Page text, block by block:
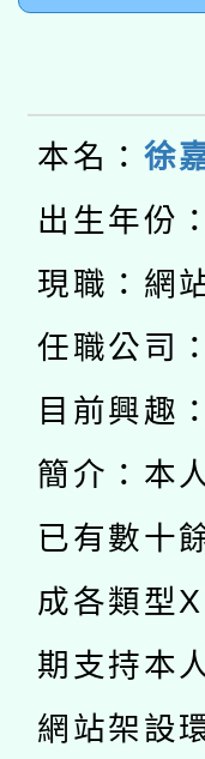
件」
教育
年
接種
接種
月28
轉知
業技
用水
動」
115
桃園
開 智
2026
「
關事
轉知
國立
年度
業成
函轉
原住
族教
新北
師專
方素
函轉
「族
轉知
文教
教育
年度
本名： 徐
出生年份
現職：網
任職公司：
目前興趣
簡介：本
已有數十
成各類型
期支持本
網站架設